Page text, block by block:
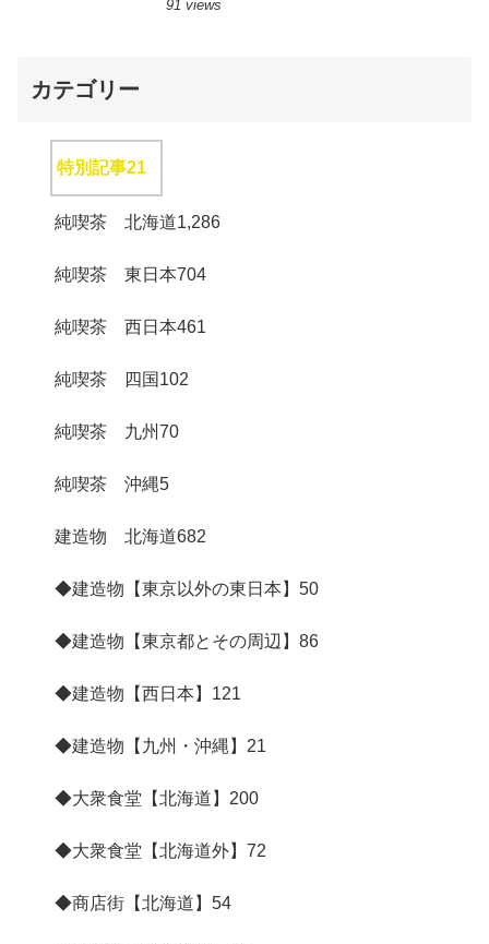
91 views
カテゴリー
特別記事21
純喫茶 北海道1,286
純喫茶 東日本704
純喫茶 西日本461
純喫茶 四国 102
純喫茶 九州70
純喫茶 沖縄5
建造物 北海道682
◆建造物【東京以外の東日本】 50
◆建造物【東京都とその周辺】 86
◆建造物【西日本】 121
◆建造物【九州・沖縄】 21
◆大衆食堂【北海道】 200
◆大衆食堂【北海道外】 72
◆商店街【北海道】 54